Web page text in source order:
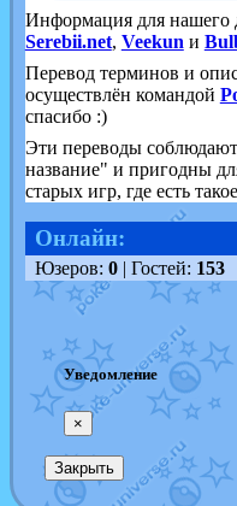
Информация для нашего
Serebii.net, Veekun и
Перевод терминов и
осуществлён командой
спасибо :)
Эти переводы
название" и пригодны
старых игр, где есть
Онлайн:
Юзеров: 0| Гостей: 153
Уведомление
×
Закрыть